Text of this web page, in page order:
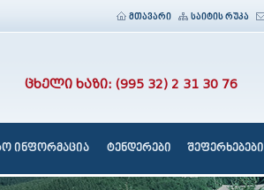
მთავარი საიტის რუკა
ცხელი ხაზი: (995 32) 2 31 30 76
ინფორმაცია ტენდერები შეფერხებები